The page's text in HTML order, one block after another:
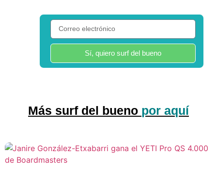
Sí, quiero surf del bueno
Más surf del bueno por aquí